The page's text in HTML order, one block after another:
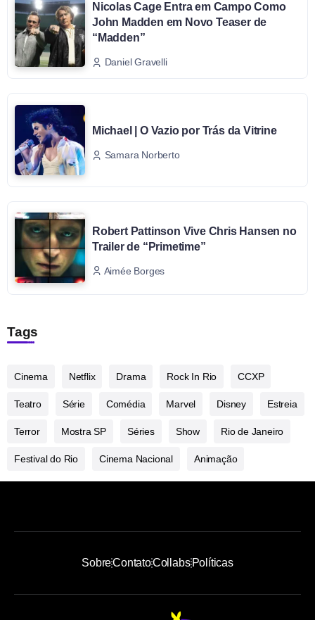
Nicolas Cage Entra em Campo Como
John Madden em Novo Teaser de
“Madden”
Daniel Gravelli
Michael | O Vazio por Trás da Vitrine
Samara Norberto
Robert Pattinson Vive Chris Hansen no
Trailer de “Primetime”
Aimée Borges
Tags
Cinema Netflix Drama Rock In Rio CCXP
Teatro Série Comédia Marvel Disney Estreia
Terror Mostra SP Séries Show Rio de Janeiro
Festival do Rio Cinema Nacional Animação
SobreContatoCollabsPolíticas